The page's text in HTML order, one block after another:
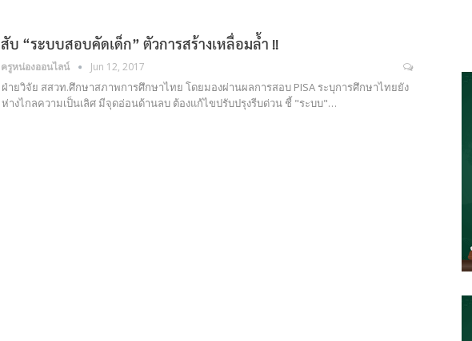
สับ “ระบบสอบคัดเด็ก” ตัวการสร้างเหลื่อมล้ำ !!
ครูหน่องออนไลน์ Jun 12, 2017
ฝ่ายวิจัย สสวท.ศึกษาสภาพการศึกษาไทย โดยมองผ่านผลการสอบ PISA ระบุการศึกษาไทยยัง
ห่างไกลความเป็นเลิศ มีจุดอ่อนด้านลบ ต้องแก้ไขปรับปรุงรีบด่วน ชี้ "ระบบ"…